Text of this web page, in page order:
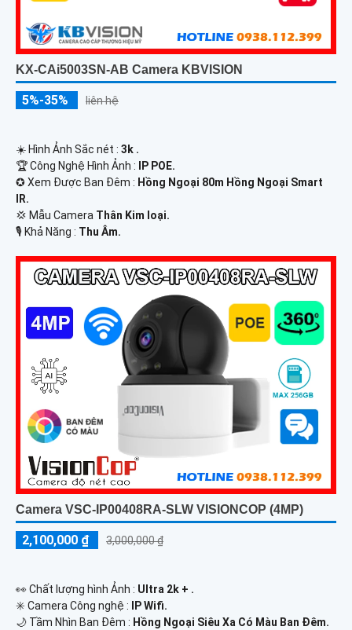
KX-CAi5003SN-AB Camera KBVISION
5%-35% liên hệ
☀️ Hình Ảnh Sắc nét : 3k .
🏆 Công Nghệ Hình Ảnh :
IP POE.
✪ Xem Được Ban Đêm : Hồng Ngoại 80m Hồng Ngoại Smart
IR.
💢 Mẫu Camera Thân Kim loại.
️🎙 Khả Năng : Thu Âm.
Camera VSC-IP00408RA-SLW VISIONCOP (4MP)
2,100,000 ₫ 3,000,000 ₫
️👀 Chất lượng hình Ảnh : Ultra 2k + .
✳️ Camera Công nghệ :
IP Wifi.
🌙 Tầm Nhìn Ban Đêm : Hồng Ngoại Siêu Xa Có Màu Ban Ðêm.